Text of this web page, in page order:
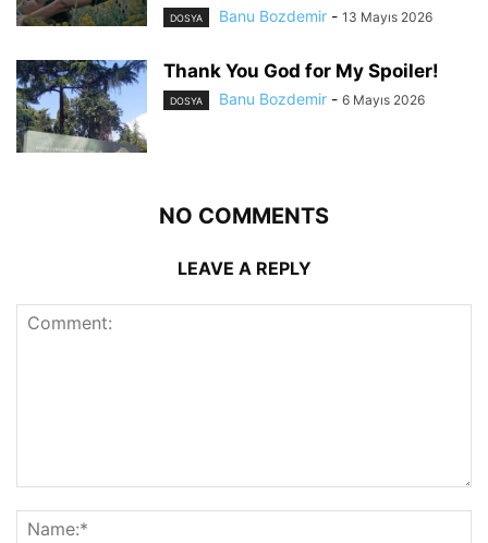
DOSYA Banu Bozdemir - 13 Mayıs 2026
Thank You God for My Spoiler!
DOSYA Banu Bozdemir - 6 Mayıs 2026
NO COMMENTS
LEAVE A REPLY